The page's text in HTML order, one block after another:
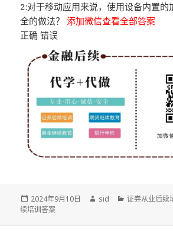
2:对于移动应用来说，使用设备内置的
全的做法？添加微信查看全部答案
正确 错误
发
布
2024年9月10日
作
sid
分
证券从业后续
续培训答案